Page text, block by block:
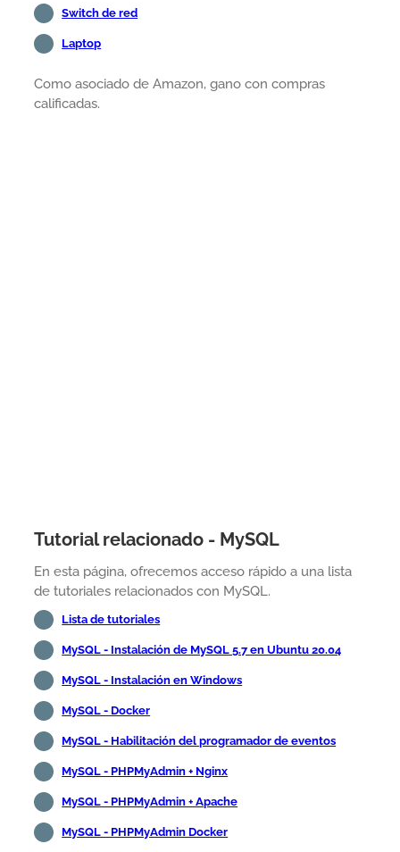
Switch de red
Laptop
Como asociado de Amazon, gano con compras
calificadas.
Tutorial relacionado - MySQL
En esta página, ofrecemos acceso rápido a una lista
de tutoriales relacionados con MySQL.
Lista de tutoriales
MySQL - Instalación de MySQL 5.7 en Ubuntu 20.04
MySQL - Instalación en Windows
MySQL - Docker
MySQL - Habilitación del programador de eventos
MySQL - PHPMyAdmin + Nginx
MySQL - PHPMyAdmin + Apache
MySQL - PHPMyAdmin Docker